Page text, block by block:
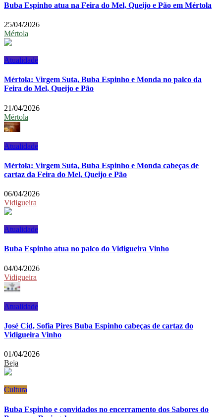
Buba Espinho atua na Feira do Mel, Queijo e Pão em Mértola
25/04/2026
Mértola
Atualidade
Mértola: Virgem Suta, Buba Espinho e Monda no palco da
Feira do Mel, Queijo e Pão
21/04/2026
Mértola
Atualidade
Mértola: Virgem Suta, Buba Espinho e Monda cabeças de
cartaz da Feira do Mel, Queijo e Pão
06/04/2026
Vidigueira
Atualidade
Buba Espinho atua no palco do Vidigueira Vinho
04/04/2026
Vidigueira
Atualidade
José Cid, Sofia Pires Buba Espinho cabeças de cartaz do
Vidigueira Vinho
01/04/2026
Beja
Cultura
Buba Espinho e convidados no encerramento dos Sabores do